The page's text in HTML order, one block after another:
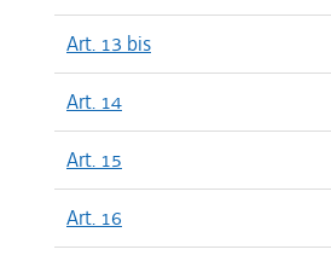
Art. 13 bis
Art. 14
Art. 15
Art. 16